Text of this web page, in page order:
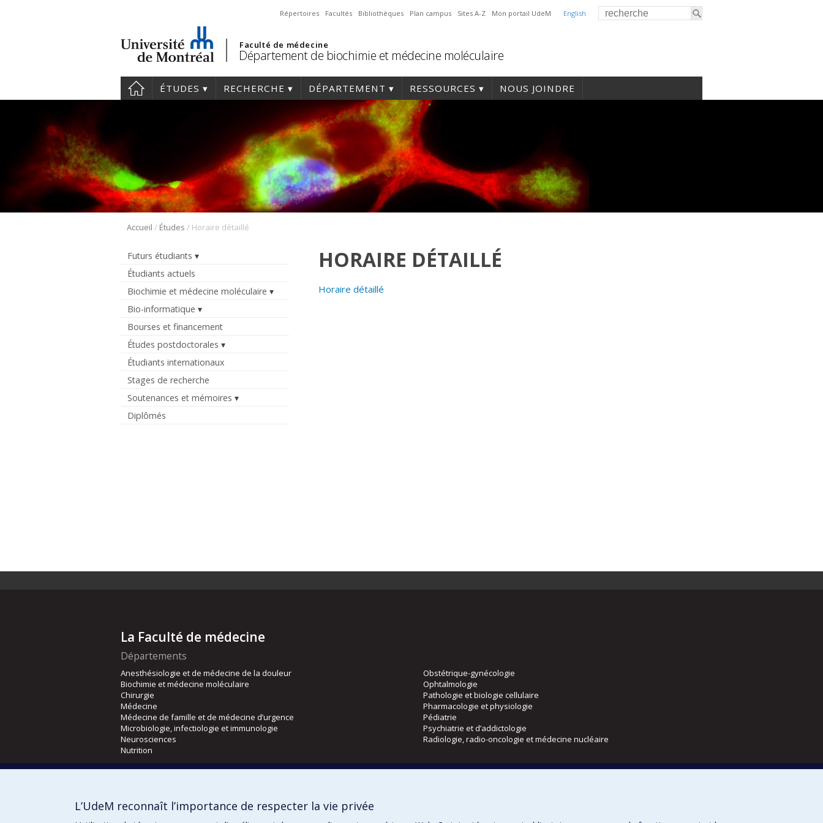
English
Répertoires Facultés Bibliothèques Plan campus Sites A-Z Mon portail UdeM
Faculté de médecine
Département de biochimie et médecine moléculaire
ÉTUDES RECHERCHE DÉPARTEMENT RESSOURCES NOUS JOINDRE
Accueil / Études / Horaire détaillé
Futurs étudiants
Étudiants actuels
Biochimie et médecine moléculaire
Bio-informatique
Bourses et financement
Études postdoctorales
Étudiants internationaux
Stages de recherche
Soutenances et mémoires
Diplômés
HORAIRE DÉTAILLÉ
Horaire détaillé
La Faculté de médecine
Départements
Anesthésiologie et de médecine de la douleur
Biochimie et médecine moléculaire
Chirurgie
Médecine
Médecine de famille et de médecine d’urgence
Microbiologie, infectiologie et immunologie
Neurosciences
Nutrition
Obstétrique-gynécologie
Ophtalmologie
Pathologie et biologie cellulaire
Pharmacologie et physiologie
Pédiatrie
Psychiatrie et d’addictologie
Radiologie, radio-oncologie et médecine nucléaire
Orthophonie et audiologie
L’UdeM reconnaît l’importance de respecter la vie privée